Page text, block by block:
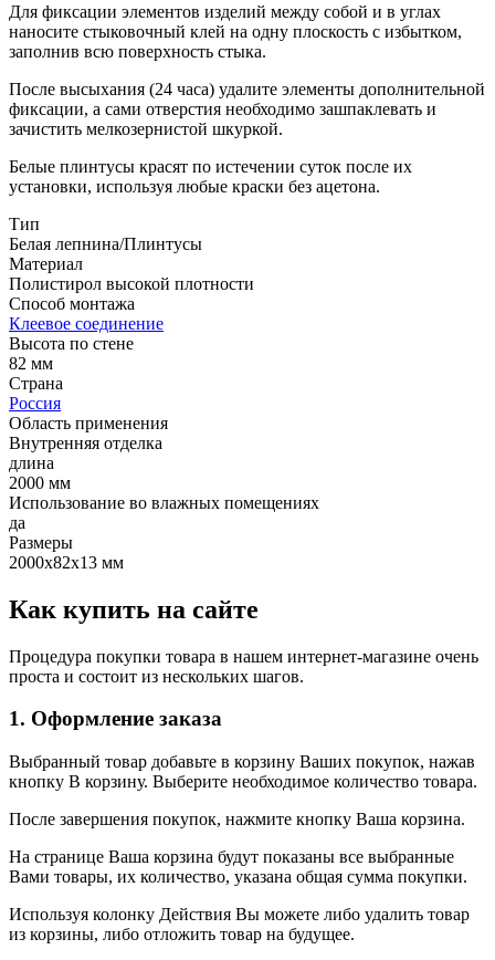
Для фиксации элементов изделий между собой и в углах
наносите стыковочный клей на одну плоскость с избытком,
заполнив всю поверхность стыка.
После высыхания (24 часа) удалите элементы дополнительной
фиксации, а сами отверстия необходимо зашпаклевать и
зачистить мелкозернистой шкуркой.
Белые плинтусы красят по истечении суток после их
установки, используя любые краски без ацетона.
Тип
Белая лепнина/Плинтусы
Материал
Полистирол высокой плотности
Способ монтажа
Клеевое соединение
Высота по стене
82 мм
Страна
Россия
Область применения
Внутренняя отделка
длина
2000 мм
Использование во влажных помещениях
да
Размеры
2000х82х13 мм
Как купить на сайте
Процедура покупки товара в нашем интернет-магазине очень
проста и состоит из нескольких шагов.
1. Оформление заказа
Выбранный товар добавьте в корзину Ваших покупок, нажав
кнопку В корзину. Выберите необходимое количество товара.
После завершения покупок, нажмите кнопку Ваша корзина.
На странице Ваша корзина будут показаны все выбранные
Вами товары, их количество, указана общая сумма покупки.
Используя колонку Действия Вы можете либо удалить товар
из корзины, либо отложить товар на будущее.